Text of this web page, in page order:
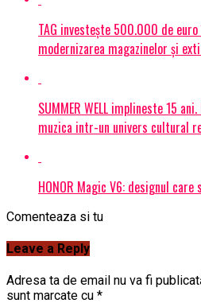
TAG investește 500.000 de
modernizarea magazinelor și
SUMMER WELL implineste 15
muzica intr-un univers cultural
HONOR Magic V6: designul care
Comenteaza si tu
Leave a Reply
Adresa ta de email nu va fi
sunt marcate cu *